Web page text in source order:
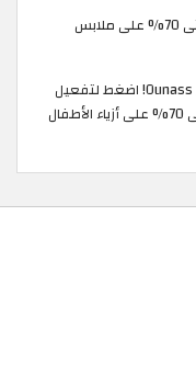
كود خصم اناس نهاية الموسم: تخفيضات حتى 70% على ملابس
استمتع بأحدث تخفيضات نهاية الموسم في Ounass! اضغط لتفعيل
عرض خصم اوناس وتمتع ب خصومات تصل الى 70% على أزياء الأطفال